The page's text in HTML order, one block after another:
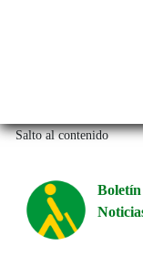
Salto al contenido
Boletín